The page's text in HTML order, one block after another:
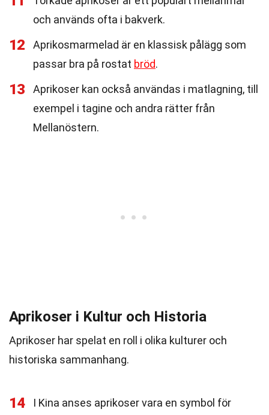
och används ofta i bakverk.
12
Aprikosmarmelad är en klassisk pålägg som
passar bra på rostat bröd.
13
Aprikoser kan också användas i matlagning, till
exempel i tagine och andra rätter från
Mellanöstern.
Aprikoser i Kultur och Historia
Aprikoser har spelat en roll i olika kulturer och
historiska sammanhang.
14
I Kina anses aprikoser vara en symbol för